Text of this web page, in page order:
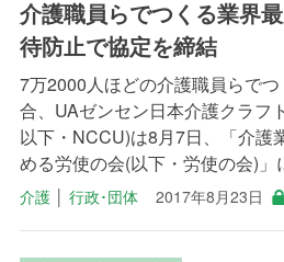
介護職員らでつくる業界
待防止で協定を締結
7万2000人ほどの介護職員らで
合、UAゼンセン日本介護クラフ
以下・NCCU)は8月7日、「介護
める労使の会(以下・労使の会)」
介護│ 行政･団体 2017年8月23日